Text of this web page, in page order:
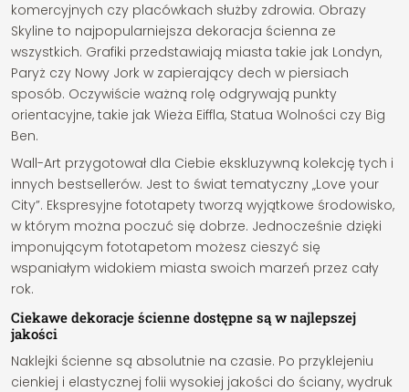
komercyjnych czy placówkach służby zdrowia. Obrazy
Skyline to najpopularniejsza dekoracja ścienna ze
wszystkich. Grafiki przedstawiają miasta takie jak Londyn,
Paryż czy Nowy Jork w zapierający dech w piersiach
sposób. Oczywiście ważną rolę odgrywają punkty
orientacyjne, takie jak Wieża Eiffla, Statua Wolności czy Big
Ben.
Wall-Art przygotował dla Ciebie ekskluzywną kolekcję tych i
innych bestsellerów. Jest to świat tematyczny „Love your
City”. Ekspresyjne fototapety tworzą wyjątkowe środowisko,
w którym można poczuć się dobrze. Jednocześnie dzięki
imponującym fototapetom możesz cieszyć się
wspaniałym widokiem miasta swoich marzeń przez cały
rok.
Ciekawe dekoracje ścienne dostępne są w najlepszej
jakości
Naklejki ścienne są absolutnie na czasie. Po przyklejeniu
cienkiej i elastycznej folii wysokiej jakości do ściany, wydruk